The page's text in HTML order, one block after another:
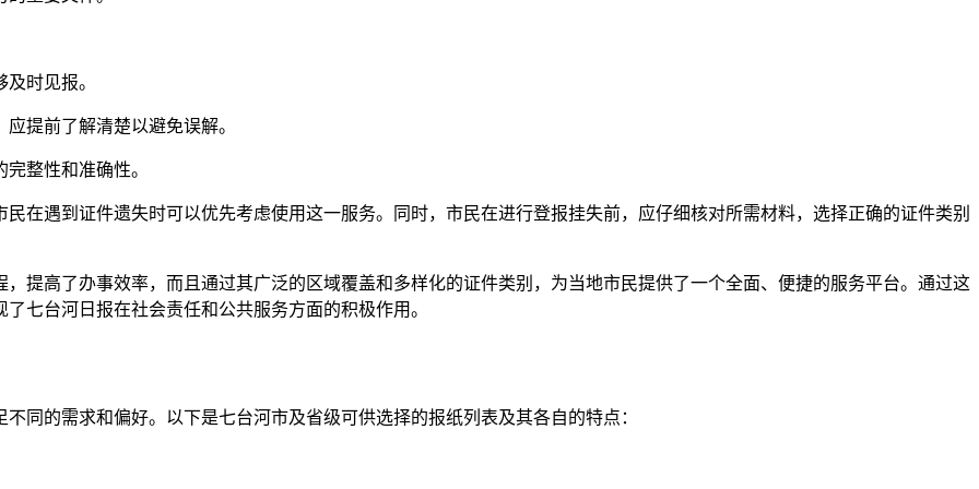
时见报。
提前了解清楚以避免误解。
整性和准确性。
在遇到证件遗失时可以优先考虑使用这一服务。同时，市民在进行登报挂失前，应仔细核对所需材料，选择正确的证件类别
提高了办事效率，而且通过其广泛的区域覆盖和多样化的证件类别，为当地市民提供了一个全面、便捷的服务平台。通过这
七台河日报在社会责任和公共服务方面的积极作用。
同的需求和偏好。以下是七台河市及省级可供选择的报纸列表及其各自的特点：